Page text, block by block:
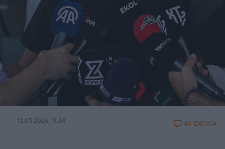
12.05.2026, 11:24 40 ΣΧΟΛΙΑ